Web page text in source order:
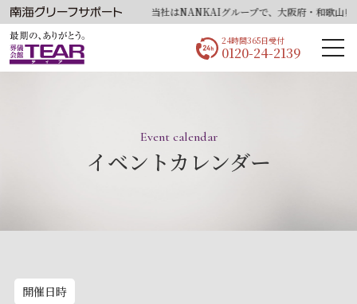
当社はNANKAIグループで、大阪府・和歌山県
24時間365日受付
0120-24-2139
Event calendar
イベントカレンダー
開催日時